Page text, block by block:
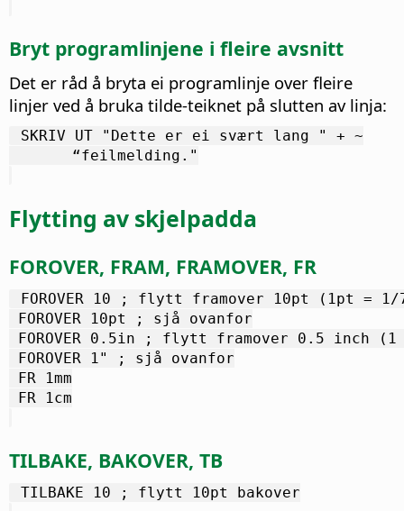
Bryt programlinjene i fleire avsnitt
Det er råd å bryta ei programlinje over fleire
linjer ved å bruka tilde-teiknet på slutten av linja:
SKRIV UT "Dette er ei svært lang " + ~
       “feilmelding."
Flytting av skjelpadda
FOROVER, FRAM, FRAMOVER, FR
FOROVER 10 ; flytt framover 10pt (1pt = 1/
FOROVER 10pt ; sjå ovanfor
FOROVER 0.5in ; flytt framover 0.5 inch (1
FOROVER 1" ; sjå ovanfor
FR 1mm
FR 1cm
TILBAKE, BAKOVER, TB
TILBAKE 10 ; flytt 10pt bakover